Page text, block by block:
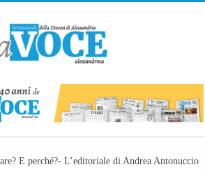
E perché?- L’editoriale di Andrea Antonuccio